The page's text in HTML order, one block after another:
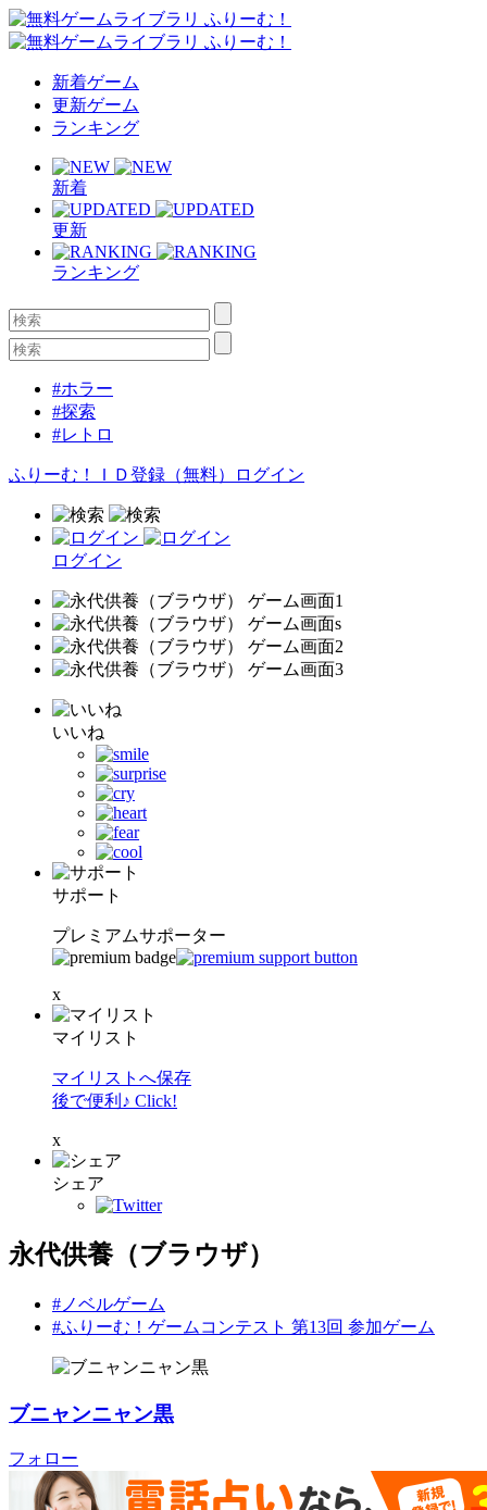
新着ゲーム
更新ゲーム
ランキング
新着
更新
ランキング
#ホラー
#探索
#レトロ
ふりーむ！ＩＤ登録（無料） ログイン
ログイン
いいね
サポート
プレミアムサポーター
x
マイリスト
マイリストへ保存
後で便利♪ Click!
x
シェア
永代供養（ブラウザ）
#ノベルゲーム
#ふりーむ！ゲームコンテスト 第13回 参加ゲーム
ブニャンニャン黒
フォロー